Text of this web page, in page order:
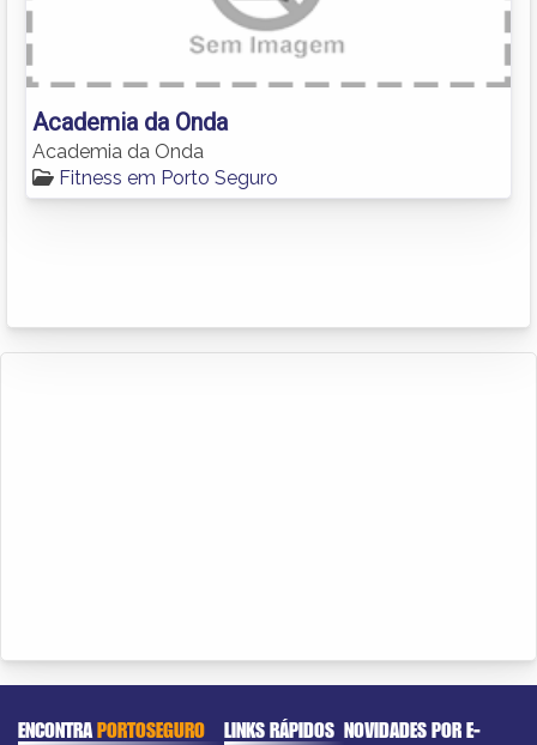
Academia da Onda
Academia da Onda
Fitness em Porto Seguro
ENCONTRAPORTOSEGURO LINKS RÁPIDOS NOVIDADES POR E-